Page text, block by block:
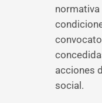
normativa
acciones
social.